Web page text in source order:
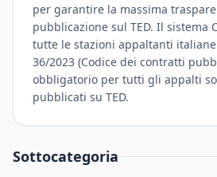
per garantire la massima
pubblicazione sul TED. Il sistema
tutte le stazioni appaltanti italiane
36/2023 (Codice dei contratti
obbligatorio per tutti gli appalti
pubblicati su TED.
Sottocategoria